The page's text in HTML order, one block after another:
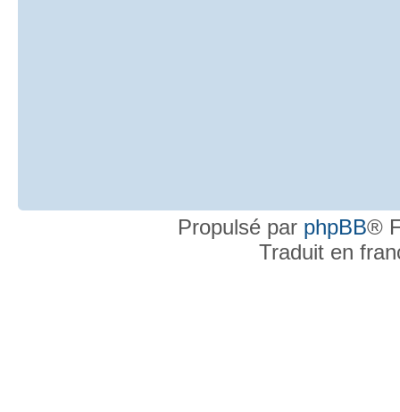
Propulsé par phpBB®
Traduit en